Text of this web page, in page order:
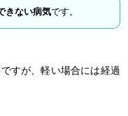
きない病気です。
すが、軽い場合には経過